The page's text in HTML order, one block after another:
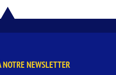
NOTRE NEWSLETTER